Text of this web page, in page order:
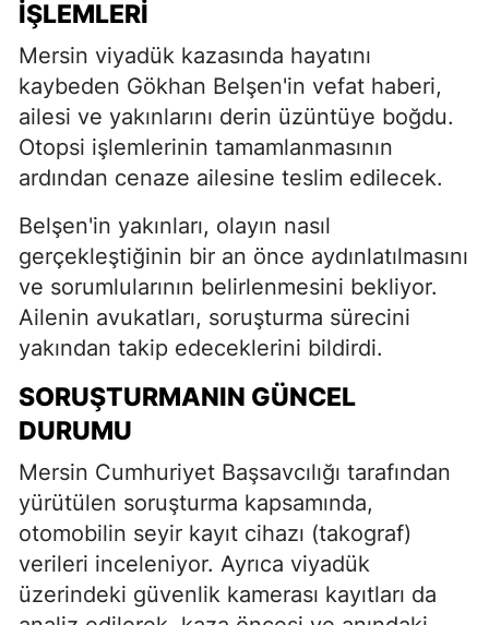
İŞLEMLERI
Mersin viyadük kazasında hayatını
kaybeden Gökhan Belşen'in vefat haberi,
ailesi ve yakınlarını derin üzüntüye boğdu.
Otopsi işlemlerinin tamamlanmasının
ardından cenaze ailesine teslim edilecek.
Belşen'in yakınları, olayın nasıl
gerçekleştiğinin bir an önce aydınlatılmasını
ve sorumlularının belirlenmesini bekliyor.
Ailenin avukatları, soruşturma sürecini
yakından takip edeceklerini bildirdi.
SORUŞTURMANIN GÜNCEL
DURUMU
Mersin Cumhuriyet Başsavcılığı tarafından
yürütülen soruşturma kapsamında,
otomobilin seyir kayıt cihazı (takograf)
verileri inceleniyor. Ayrıca viyadük
üzerindeki güvenlik kamerası kayıtları da